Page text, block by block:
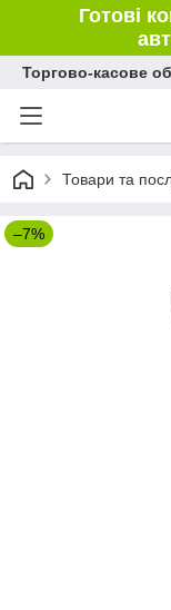
Готові
Торгово-касове
Товари та
–7%